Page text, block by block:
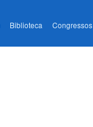
Biblioteca Congressos